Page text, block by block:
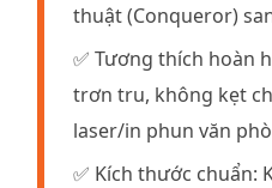
thuật (Conqueror)
✅ Tương thích hoàn
trơn tru, không kẹt
laser/in phun văn
✅ Kích thước chuẩn: